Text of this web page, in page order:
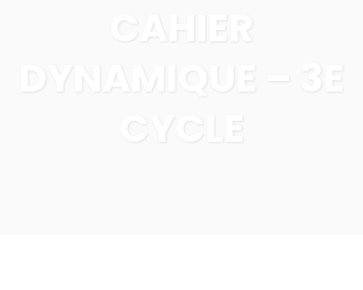
CAHIER
DYNAMIQUE – 3E
CYCLE